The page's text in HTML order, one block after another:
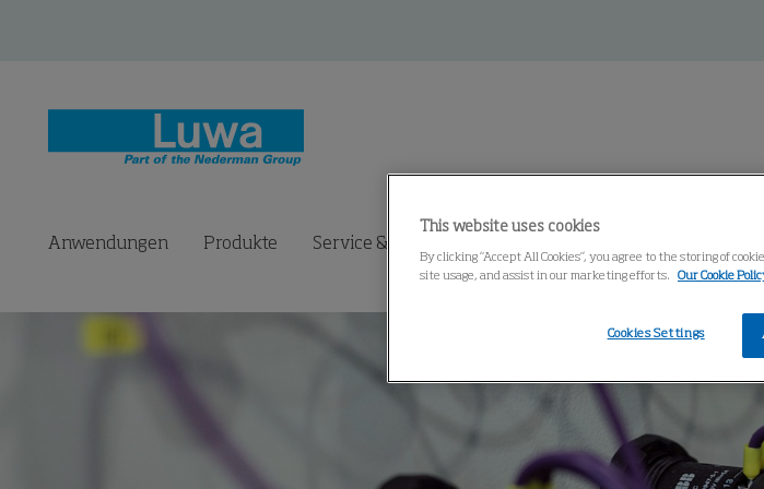
Anwendungen Produkte Service & Ersatzteile
This website uses cookies
By clicking “Accept All Cookies”, you agree to the storing of
site usage, and assist in our marketing efforts.
Our Cookie
Cookies Settings